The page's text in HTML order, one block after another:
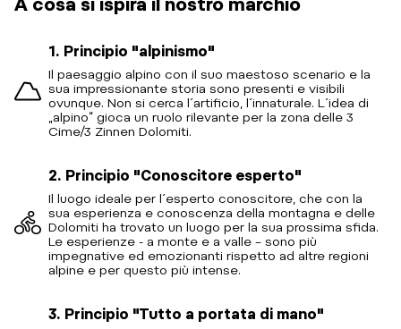
A cosa si ispira il nostro marchio
1. Principio "alpinismo"
Il paesaggio alpino con il suo maestoso scenario e la
sua impressionante storia sono presenti e visibili
ovunque. Non si cerca l´artificio, l´innaturale. L´idea di
„alpino“ gioca un ruolo rilevante per la zona delle 3
Cime/3 Zinnen Dolomiti.
2. Principio "Conoscitore esperto"
Il luogo ideale per l´esperto conoscitore, che con la
sua esperienza e conoscenza della montagna e delle
Dolomiti ha trovato un luogo per la sua prossima sfida.
Le esperienze - a monte e a valle – sono più
impegnative ed emozionanti rispetto ad altre regioni
alpine e per questo più intense.
3. Principio "Tutto a portata di mano"